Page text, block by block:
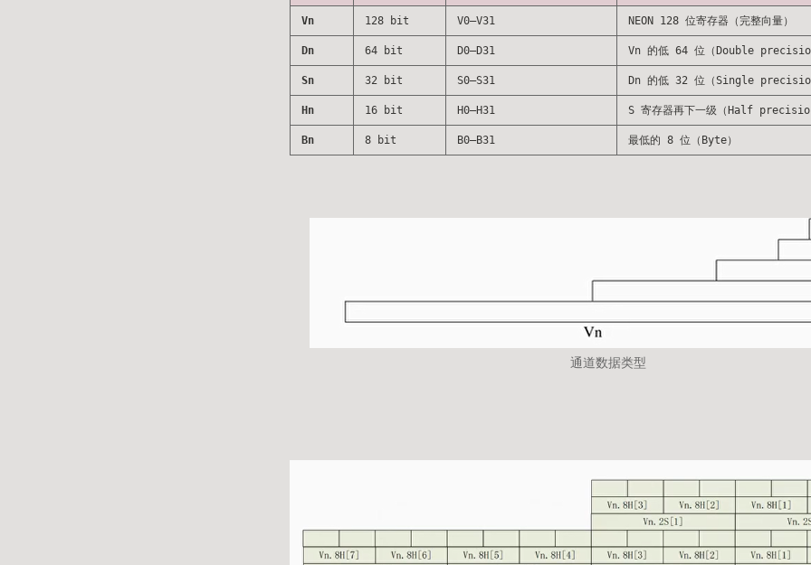
Vn 128 bit V0–V31 NEON 128 位寄存器（完整向量）
Dn 64 bit D0–D31 Vn 的低 64 位（Double
Sn 32 bit S0–S31 Dn 的低 32 位（Single
Hn 16 bit H0–H31 S 寄存器再下一级（Half
Bn 8 bit B0–B31 最低的 8 位（Byte）
通道数据类型